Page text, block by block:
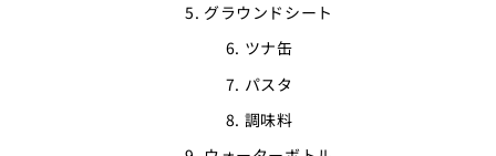
グラウンドシート
ツナ缶
パスタ
調味料